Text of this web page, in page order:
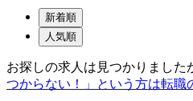
新着順
人気順
お探しの求人は見つかりました
つからない！」という方は転職